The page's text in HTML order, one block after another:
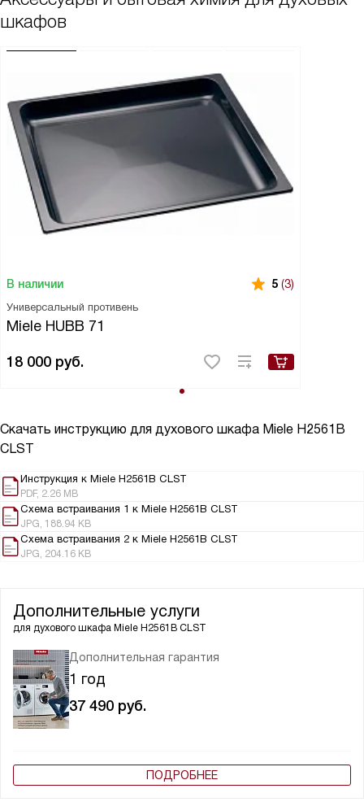
шкафов
В наличии 5 (3)
Универсальный противень
Miele HUBB 71
18 000 руб.
Скачать инструкцию для духового шкафа Miele H2561B
CLST
Инструкция к Miele H2561B CLST
PDF, 2.26 MB
Схема встраивания 1 к Miele H2561B CLST
JPG, 188.94 KB
Схема встраивания 2 к Miele H2561B CLST
JPG, 204.16 KB
Дополнительные услуги
для духового шкафа Miele H2561B CLST
Дополнительная гарантия
1 год
37 490 руб.
ПОДРОБНЕЕ